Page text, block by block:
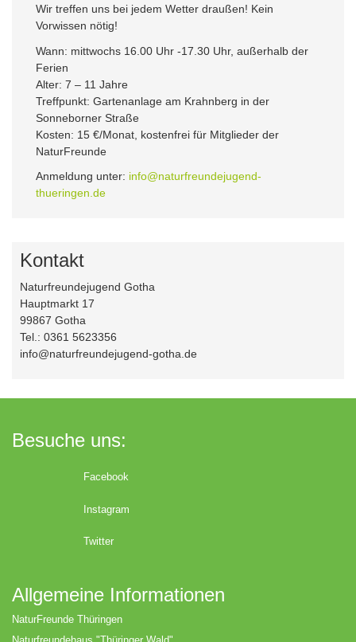
Wir treffen uns bei jedem Wetter draußen! Kein
Vorwissen nötig!
Wann: mittwochs 16.00 Uhr -17.30 Uhr, außerhalb der
Ferien
Alter: 7 – 11 Jahre
Treffpunkt: Gartenanlage am Krahnberg in der
Sonneborner Straße
Kosten: 15 €/Monat, kostenfrei für Mitglieder der
NaturFreunde
Anmeldung unter: info@naturfreundejugend-
thueringen.de
Kontakt
Naturfreundejugend Gotha
Hauptmarkt 17
99867 Gotha
Tel.: 0361 5623356
info@naturfreundejugend-gotha.de
Besuche uns:
Facebook
Instagram
Twitter
Allgemeine Informationen
NaturFreunde Thüringen
Naturfreundehaus "Thüringer Wald"